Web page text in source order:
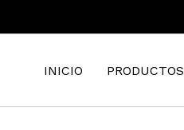
INICIO PRODUCTOS